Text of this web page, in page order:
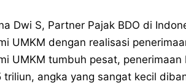
Dwi S, Partner Pajak BDO di
UMKM dengan realisasi
UMKM tumbuh pesat,
triliun, angka yang sangat kecil